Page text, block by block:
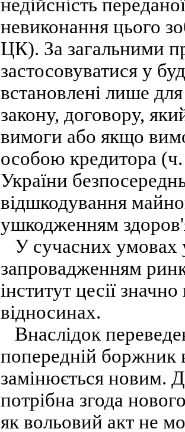
недійсність
невиконання цього
ЦК). За загальними
застосовуватися у
встановлені лише
закону, договору,
вимоги або якщо
особою кредитора
України
відшкодування
ушкодженням
У сучасних умовах
запровадженням
інститут цесії
відносинах.
Внаслідок
попередній боржник
замінюється новим.
потрібна згода
як вольовий акт не